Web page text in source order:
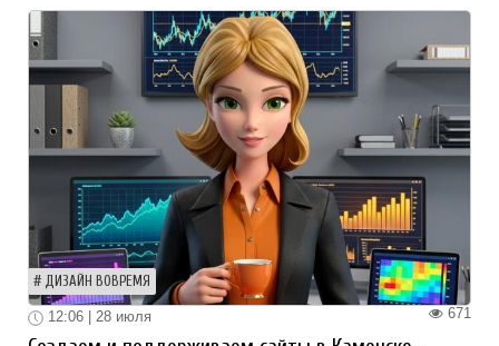
ДИЗАЙН ВОВРЕМЯ
671
12:06 | 28 июля